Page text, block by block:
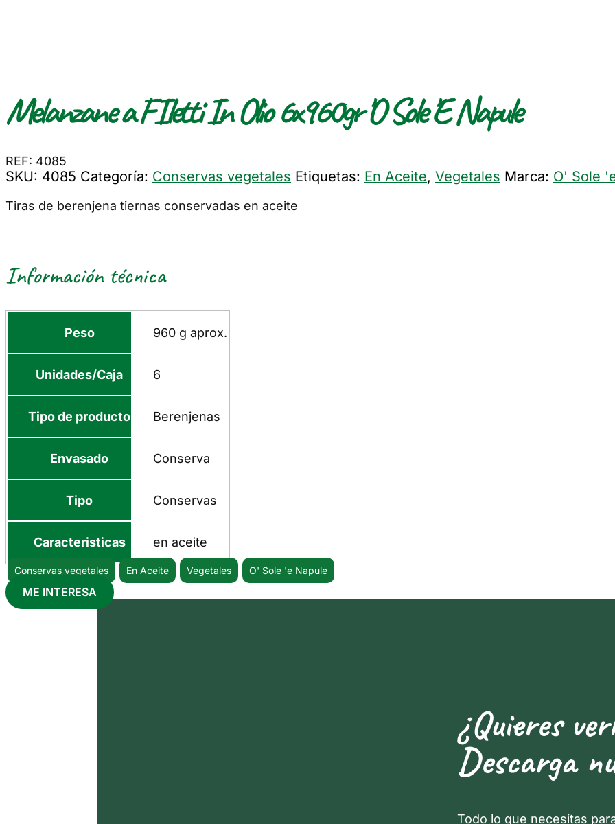
Melanzane a FIletti In Olio 6x960gr 'O Sole 'E Napule
REF: 4085
SKU: 4085 Categoría: Conservas vegetales Etiquetas: En Aceite, Vegetales Marca: O' Sole
Tiras de berenjena tiernas conservadas en aceite
Información técnica
Peso 960 g aprox.
Unidades/Caja 6
Tipo de producto Berenjenas
Envasado Conserva
Tipo Conservas
Caracteristicas en aceite
Conservas vegetales En Aceite Vegetales O' Sole 'e Napule
ME INTERESA
¿Quieres
Descarga
Todo lo que necesitas